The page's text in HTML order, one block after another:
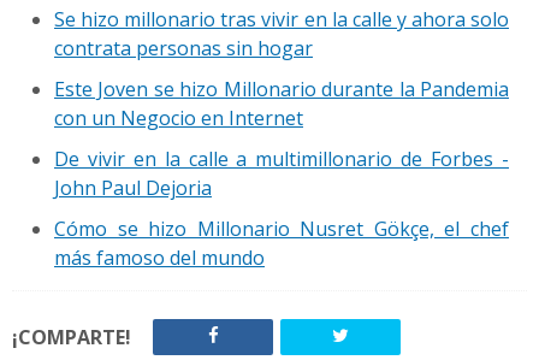
Se hizo millonario tras vivir en la calle y ahora solo
contrata personas sin hogar
Este Joven se hizo Millonario durante la Pandemia
con un Negocio en Internet
De vivir en la calle a multimillonario de Forbes -
John Paul Dejoria
Cómo se hizo Millonario Nusret Gökçe, el chef
más famoso del mundo
¡COMPARTE!